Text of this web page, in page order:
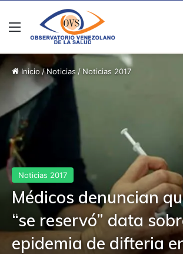
Menú
Inicio /Noticias / Noticias 2017
Noticias 2017
Médicos denuncian
“se reservó” data
epidemia de difteria